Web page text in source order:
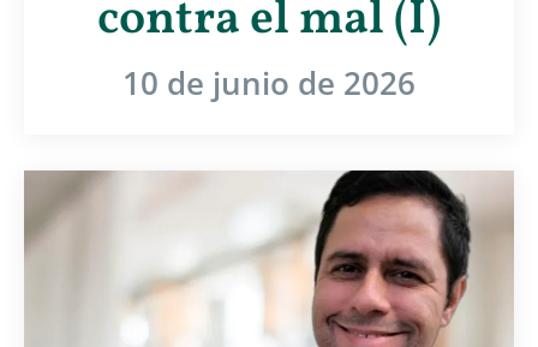
contra el mal (I)
10 de junio de 2026